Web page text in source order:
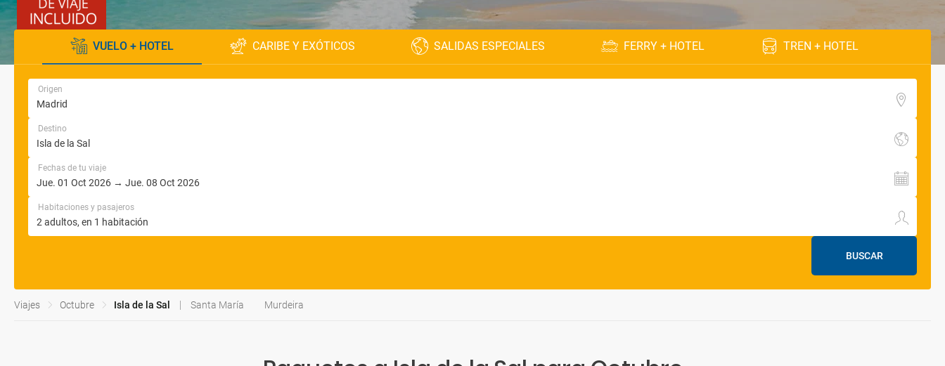
VUELO + HOTEL CARIBE Y EXÓTICOS SALIDAS ESPECIALES FERRY + HOTEL TREN + HOTEL
Origen
Destino
Fechas de tu viaje
Habitaciones y pasajeros
BUSCAR
Viajes Octubre Isla de la Sal Santa María Murdeira